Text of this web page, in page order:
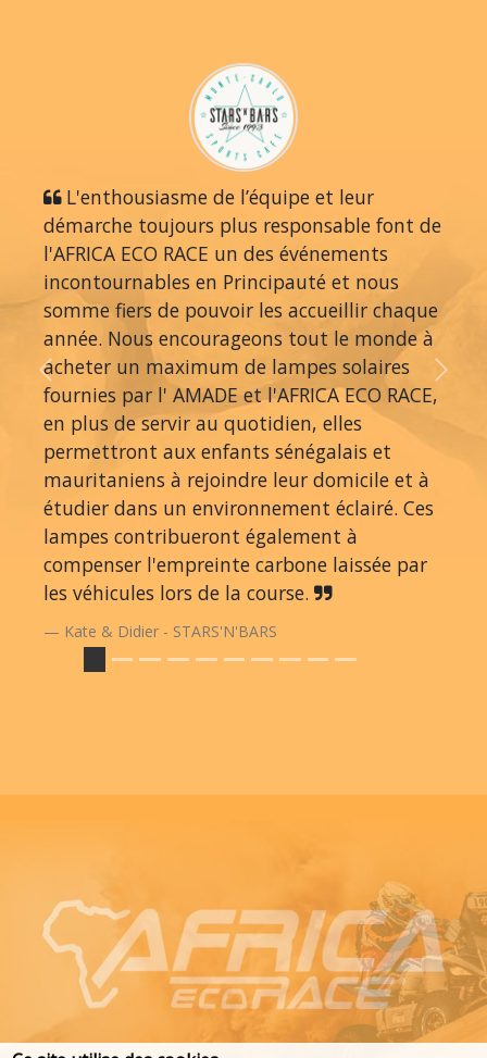
L'enthousiasme de l’équipe et leur
démarche toujours plus responsable font de
l'AFRICA ECO RACE un des événements
incontournables en Principauté et nous
somme fiers de pouvoir les accueillir chaque
année. Nous encourageons tout le monde à
acheter un maximum de lampes solaires
fournies par l' AMADE et l'AFRICA ECO RACE,
en plus de servir au quotidien, elles
permettront aux enfants sénégalais et
mauritaniens à rejoindre leur domicile et à
étudier dans un environnement éclairé. Ces
lampes contribueront également à
compenser l'empreinte carbone laissée par
les véhicules lors de la course.
Kate & Didier - STARS'N'BARS
Previous Next